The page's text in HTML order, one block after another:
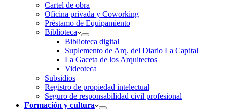
Cartel de obra
Oficina privada y Coworking
Préstamo de Equipamiento
Biblioteca
Biblioteca digital
Suplemento de Arq. del Diario La Capital
La Gaceta de los Arquitectos
Videoteca
Subsidios
Registro de propiedad intelectual
Seguro de responsabilidad civil profesional
Formación y cultura